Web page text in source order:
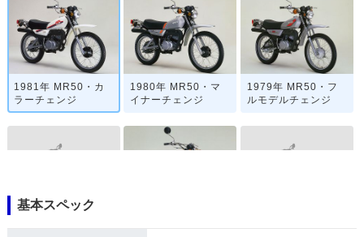
1981年 MR50・カ
ラーチェンジ
1980年 MR50・マ
イナーチェンジ
1979年 MR50・フ
ルモデルチェンジ
基本スペック